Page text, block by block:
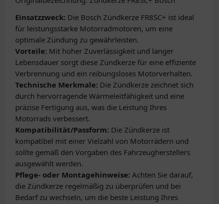
Einsatzzweck: Die Bosch Zündkerze FR8SC+ ist ideal
für leistungsstarke Motorradmotoren, um eine
optimale Zündung zu gewährleisten.
Vorteile: Mit hoher Zuverlässigkeit und langer
Lebensdauer sorgt diese Zündkerze für eine effiziente
Verbrennung und ein reibungsloses Motorverhalten.
Technische Merkmale: Die Zündkerze zeichnet sich
durch hervorragende Wärmeleitfähigkeit und eine
präzise Fertigung aus, was die Leistung Ihres
Motorrads verbessert.
Kompatibilität/Passform: Die Zündkerze ist
kompatibel mit einer Vielzahl von Motorrädern und
sollte gemäß den Vorgaben des Fahrzeugherstellers
ausgewählt werden.
Pflege- oder Montagehinweise: Achten Sie darauf,
die Zündkerze regelmäßig zu überprüfen und bei
Bedarf zu wechseln, um die beste Leistung Ihres